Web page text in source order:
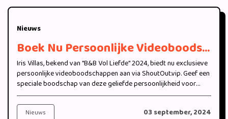
Nieuws
Boek Nu Persoonlijke Videoboodschappen van Iris Villas van "B&B Vol Liefde" 2024 bij ShoutOut.vip
Iris Villas, bekend van "B&B Vol Liefde" 2024, biedt nu exclusieve
persoonlijke videoboodschappen aan via ShoutOut.vip. Geef een
speciale boodschap van deze geliefde persoonlijkheid voor
jouw bijzondere moment.
Nieuws 03 september, 2024